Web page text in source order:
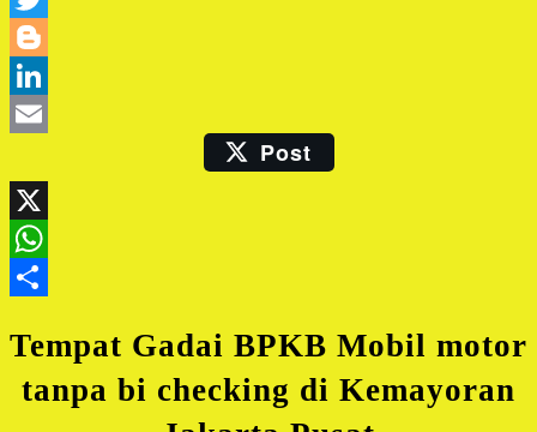
Email Post
Tempat Gadai BPKB Mobil motor
tanpa bi checking di Kemayoran